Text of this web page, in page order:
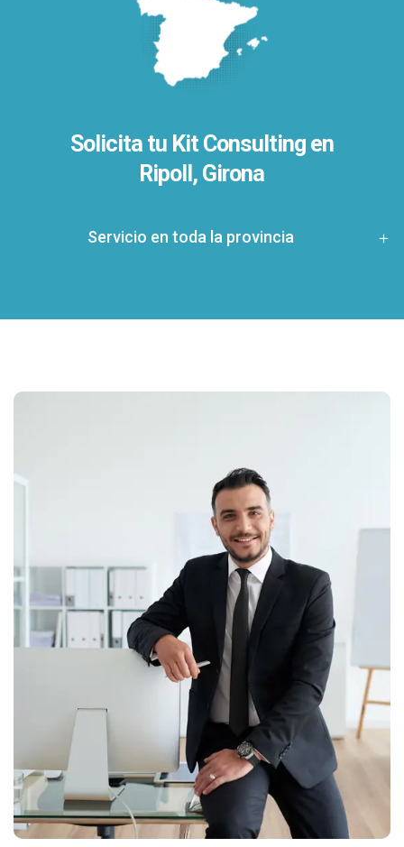
Solicita tu Kit Consulting en
Ripoll, Girona
Servicio en toda la provincia